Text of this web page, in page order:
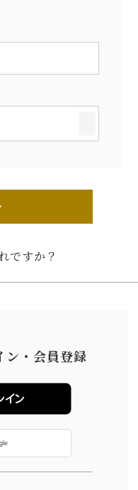
ですか？
ン・会員登録
ン